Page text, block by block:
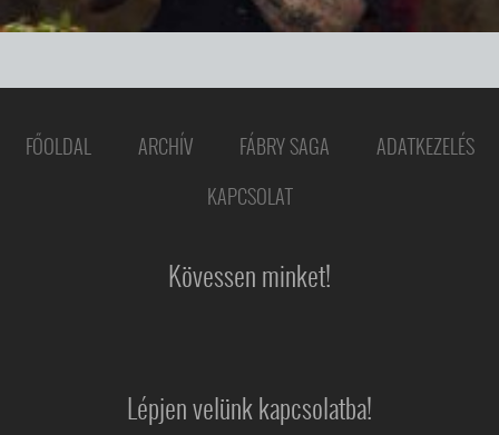
FŐOLDAL ARCHÍV FÁBRY SAGA
ADATKEZELÉS
KAPCSOLAT
Kövessen minket!
Lépjen velünk kapcsolatba!